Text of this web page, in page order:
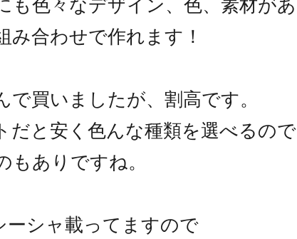
も色々なデザイン、色、素材があ
み合わせで作れます！
で買いましたが、割高です。
だと安く色んな種類を選べるので
もありですね。
ーシャ載ってますので